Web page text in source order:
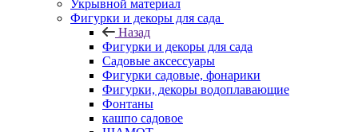
Укрывной материал
Фигурки и декоры для сада
Назад
Фигурки и декоры для сада
Садовые аксессуары
Фигурки садовые, фонарики
Фигурки, декоры водоплавающие
Фонтаны
кашпо садовое